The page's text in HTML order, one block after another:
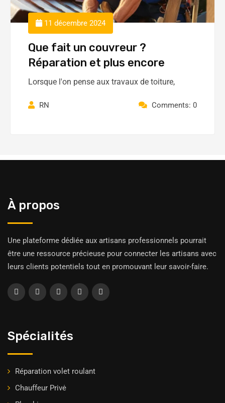
11 décembre 2024
Que fait un couvreur ?
Réparation et plus encore
Lorsque l'on pense aux travaux de toiture,
RN Comments: 0
À propos
Une plateforme dédiée aux artisans professionnels pourrait
être une ressource précieuse pour connecter les artisans avec
leurs clients potentiels tout en promouvant leur savoir-faire.
Spécialités
Réparation volet roulant
Chauffeur Privė